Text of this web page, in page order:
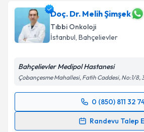
Doç. Dr. Melih Şimşek
Tıbbi Onkoloji
İstanbul, Bahçelievler
Bahçelievler Medipol Hastanesi
Çobançesme Mahallesi, Fatih Caddesi, No:1/8,
0 (850) 811 32
Randevu Talep
Randevu Takvimi Talebi